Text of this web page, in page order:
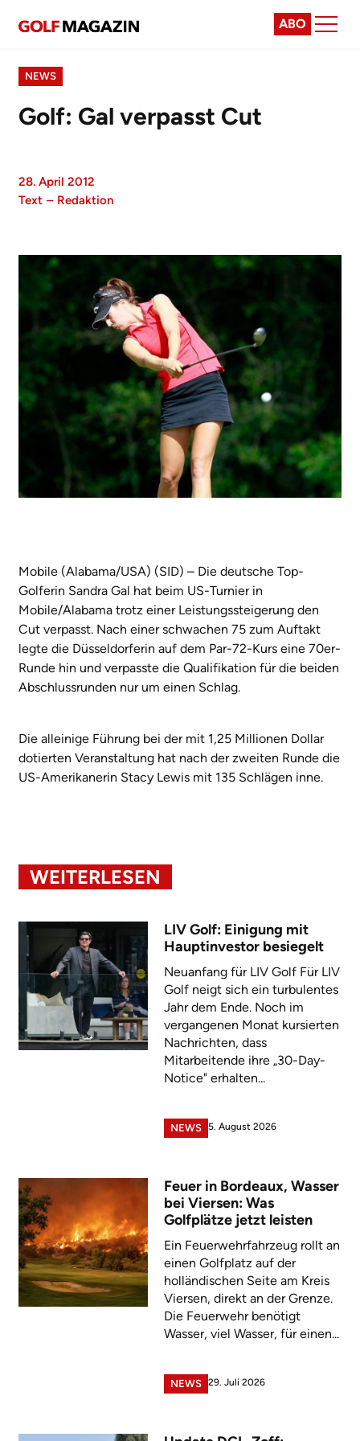
ABO
NEWS
Golf: Gal verpasst Cut
28. April 2012
Text – Redaktion
Mobile (Alabama/USA) (SID) – Die deutsche Top-
Golferin Sandra Gal hat beim US-Turnier in
Mobile/Alabama trotz einer Leistungssteigerung den
Cut verpasst. Nach einer schwachen 75 zum Auftakt
legte die Düsseldorferin auf dem Par-72-Kurs eine 70er-
Runde hin und verpasste die Qualifikation für die beiden
Abschlussrunden nur um einen Schlag.
Die alleinige Führung bei der mit 1,25 Millionen Dollar
dotierten Veranstaltung hat nach der zweiten Runde die
US-Amerikanerin Stacy Lewis mit 135 Schlägen inne.
WEITERLESEN
LIV Golf: Einigung mit
Hauptinvestor besiegelt
Neuanfang für LIV Golf Für LIV
Golf neigt sich ein turbulentes
Jahr dem Ende. Noch im
vergangenen Monat kursierten
Nachrichten, dass
Mitarbeitende ihre „30-Day-
Notice" erhalten...
NEWS 5. August 2026
Feuer in Bordeaux, Wasser
bei Viersen: Was
Golfplätze jetzt leisten
Ein Feuerwehrfahrzeug rollt an
einen Golfplatz auf der
holländischen Seite am Kreis
Viersen, direkt an der Grenze.
Die Feuerwehr benötigt
Wasser, viel Wasser, für einen...
NEWS 29. Juli 2026